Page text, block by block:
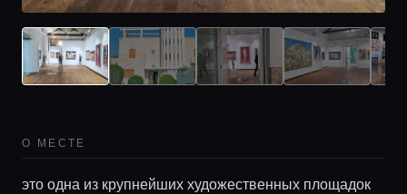
О МЕСТЕ
это одна из крупнейших художественных площадок